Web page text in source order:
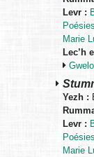
Levr :
Marie
Lec’h
Yezh :
Levr :
Marie